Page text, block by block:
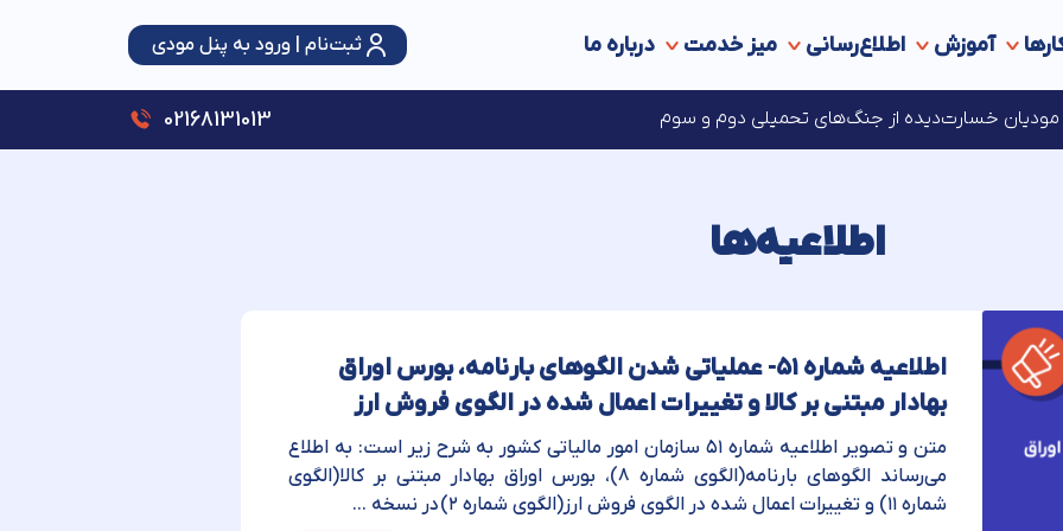
آموزش اطلاع‌رسانی میز خدمت درباره ما ثبت‌نام | ورود به پنل مودی
مالیاتی در انتظار مجوز مراجع قانونی ذی‌‏صلاح
مودیان خسارت‌دیده از جنگ‌های تحمیلی دوم و سوم 02168131013
اطلاعیه‌ها
اطلاعیه شماره ۵۱- عملیاتی شدن الگوهای بارنامه، بورس اوراق
بهادار مبتنی بر کالا و تغییرات اعمال شده در الگوی فروش ارز
متن و تصویر اطلاعیه شماره ۵۱ سازمان امور مالیاتی کشور به شرح زیر است: به اطلاع
می‌رساند الگوهای بارنامه(الگوی شماره ۸)، بورس اوراق بهادار مبتنی بر کالا(الگوی
شماره ۱۱) و تغییرات اعمال شده در الگوی فروش ارز(الگوی شماره ۲) در نسخه ...